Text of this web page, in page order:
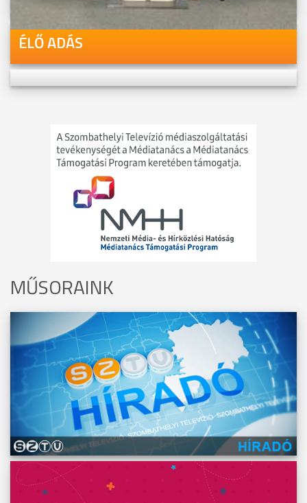
ÉLŐ ADÁS
MŰSORAINK